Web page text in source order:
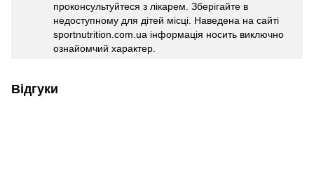
проконсультуйтеся з лікарем. Зберігайте в
недоступному для дітей місці. Наведена на сайті
sportnutrition.com.ua інформація носить виключно
ознайомчий характер.
Відгуки